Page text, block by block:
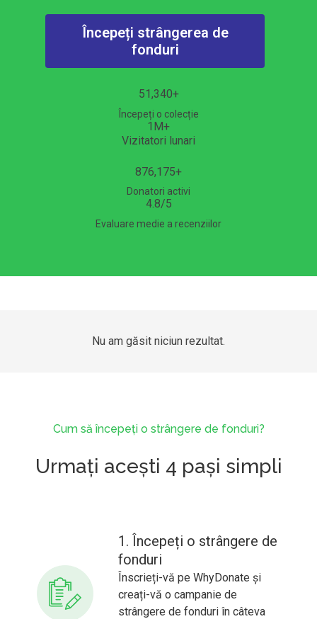
Începeți strângerea de
fonduri
51,340+
Începeți o colecție
1 M+
Vizitatori lunari
876,175+
Donatori activi
4.8/5
Evaluare medie a recenziilor
Nu am găsit niciun rezultat.
Cum să începeți o strângere de fonduri?
Urmați acești 4 pași simpli
1. Începeți o strângere de
fonduri
Înscrieți-vă pe WhyDonate și
creați-vă o campanie de
strângere de fonduri în câteva